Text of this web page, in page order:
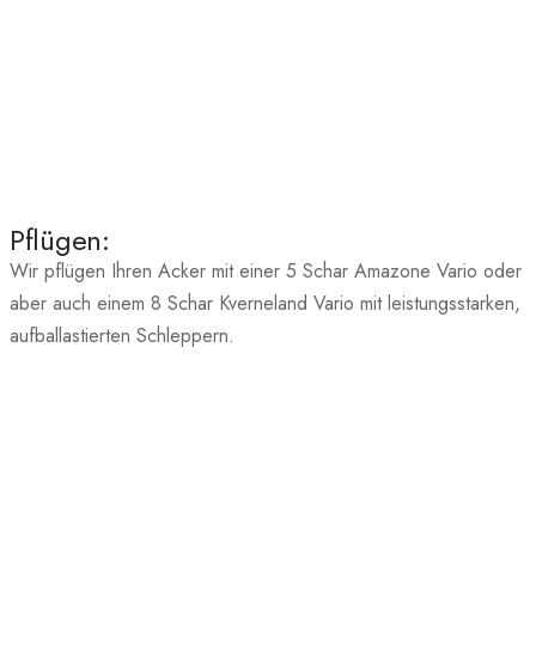
Pflügen:
Wir pflügen Ihren Acker mit einer 5 Schar Amazone Vario oder
aber auch einem 8 Schar Kverneland Vario mit leistungsstarken,
aufballastierten Schleppern.